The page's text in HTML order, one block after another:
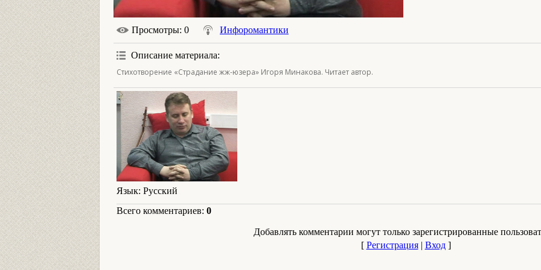
Просмотры: 0 Инфоромантики
Описание материала:
Стихотворение «Страдание жж-юзера» Игоря Минакова. Читает автор.
Язык: Русский
Всего комментариев: 0
Добавлять комментарии могут только зарегистрированные
[ Регистрация| Вход]